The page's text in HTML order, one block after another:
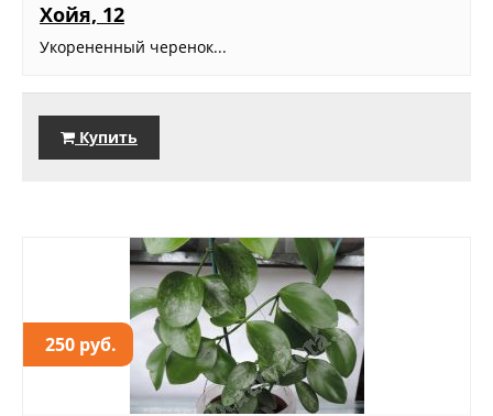
Хойя, 12
Укорененный черенок...
Купить
250 руб.